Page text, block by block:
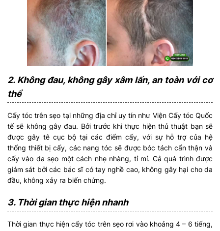
2. Không đau, không gây xâm lấn, an toàn với cơ
thể
Cấy tóc trên sẹo tại những địa chỉ uy tín như Viện Cấy tóc Quốc
tế sẽ không gây đau. Bởi trước khi thực hiện thủ thuật bạn sẽ
được gây tê cục bộ tại các điểm cấy, với sự hỗ trợ của hệ
thống thiết bị cấy, các nang tóc sẽ được bóc tách cẩn thận và
cấy vào da sẹo một cách nhẹ nhàng, tỉ mỉ. Cả quá trình được
giám sát bởi các bác sĩ có tay nghề cao, không gây hại cho da
đầu, không xảy ra biến chứng.
3. Thời gian thực hiện nhanh
Thời gian thực hiện cấy tóc trên sẹo rơi vào khoảng 4 – 6 tiếng,